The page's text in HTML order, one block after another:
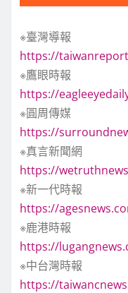
※臺灣導報
https://
※鷹眼時報
https://
※圓周傳媒
https://
※真言新聞網
https://
※新一代時報
https://
※鹿港時報
https://
※中台灣時報
https://